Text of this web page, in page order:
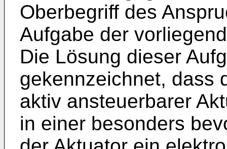
Oberbegriff des
Aufgabe der
Die Lösung dieser
gekennzeichnet, dass
aktiv ansteuerbarer
in einer besonders